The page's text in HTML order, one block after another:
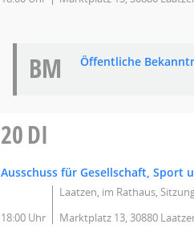
BM Öffentliche
20DI
Ausschuss für Gesellschaft, Sport
18:00 Uhr
Laatzen, im Rathaus,
Marktplatz 13, 30880